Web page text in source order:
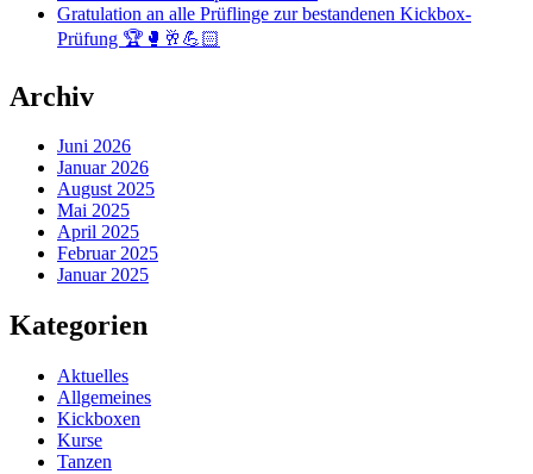
Gratulation an alle Prüflinge zur bestandenen Kickbox-
Prüfung 🏆🥊🥂💪🏻
Archiv
Juni 2026
Januar 2026
August 2025
Mai 2025
April 2025
Februar 2025
Januar 2025
Kategorien
Aktuelles
Allgemeines
Kickboxen
Kurse
Tanzen